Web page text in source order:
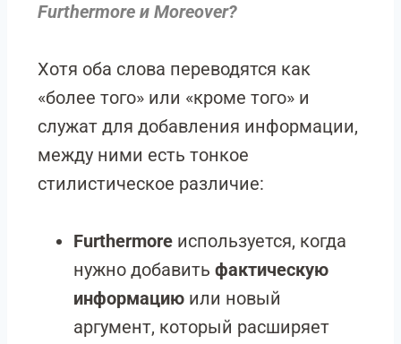
Furthermore и Moreover?
Хотя оба слова переводятся как
«более того» или «кроме того» и
служат для добавления информации,
между ними есть тонкое
стилистическое различие:
Furthermore используется, когда
нужно добавить фактическую
информацию или новый
аргумент, который расширяет